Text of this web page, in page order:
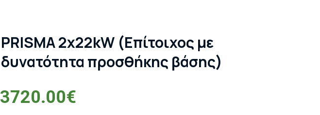
PRISMA 2x22kW (Επίτοιχος με
δυνατότητα προσθήκης βάσης)
3720.00€